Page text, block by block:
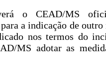
o CEAD/MS
a indicação de
nos termos do
MS adotar as